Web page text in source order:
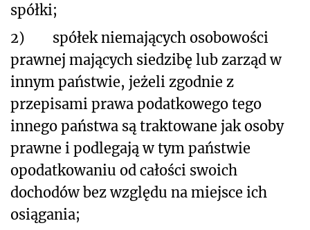
spółki;
2)
spółek niemających osobowości
prawnej mających siedzibę lub zarząd w
innym państwie, jeżeli zgodnie z
przepisami prawa podatkowego tego
innego państwa są traktowane jak osoby
prawne i podlegają w tym państwie
opodatkowaniu od całości swoich
dochodów bez względu na miejsce ich
osiągania;